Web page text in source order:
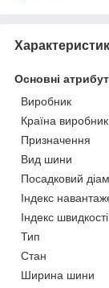
Основні
Виробник
Країна виробник
Призначення
Вид шини
Посадковий
Індекс
Індекс швидкості
Тип
Стан
Ширина шини